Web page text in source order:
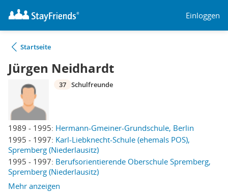
Einloggen
Startseite
Jürgen Neidhardt
1989 - 1995: Hermann-Gmeiner-Grundschule, Berlin
1995 - 1997: Karl-Liebknecht-Schule (ehemals POS),
Spremberg (Niederlausitz)
1995 - 1997: Berufsorientierende Oberschule Spremberg,
Spremberg (Niederlausitz)
Mehr anzeigen
37 Schulfreunde